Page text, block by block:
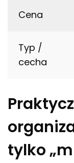
Cena
Typ /
cecha
tylko